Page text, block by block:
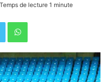
Temps de lecture 1 minute
TwitterWhatsApp